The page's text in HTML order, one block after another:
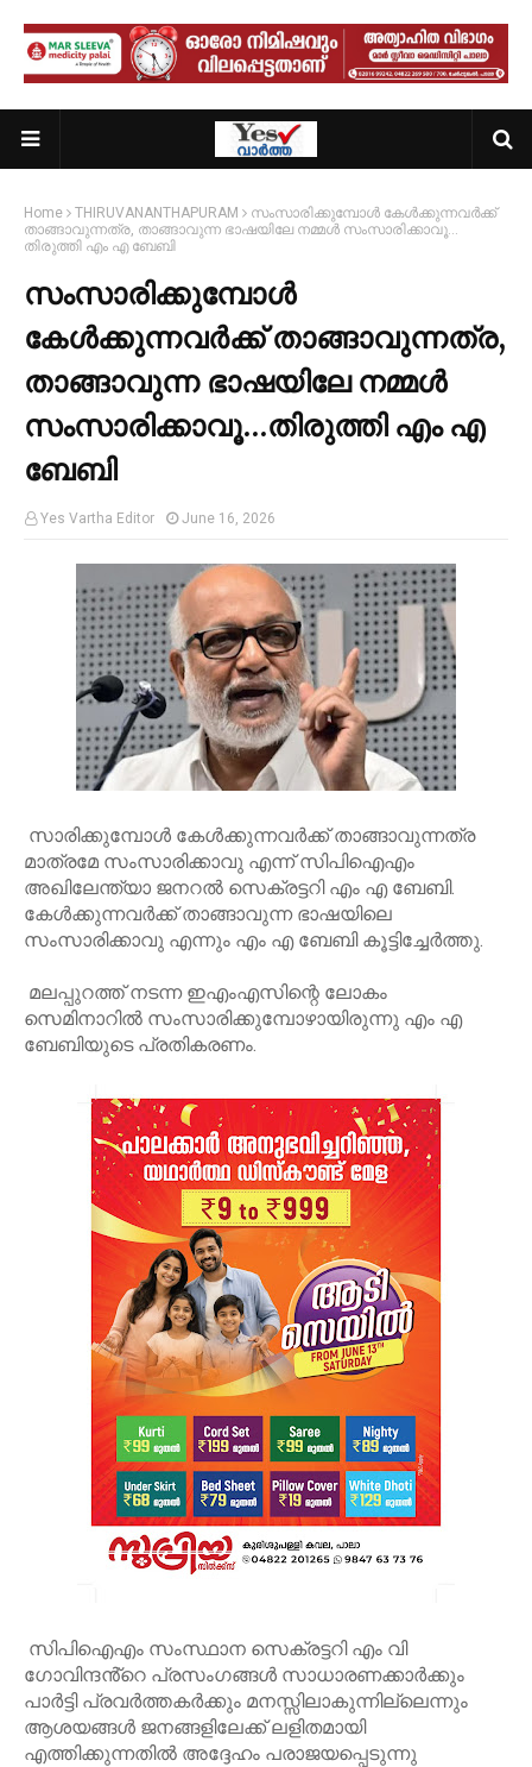
Home THIRUVANANTHAPURAM
സംസാരിക്കുമ്പോൾ കേൾക്കുന്നവർക്ക്
താങ്ങാവുന്നത്ര, താങ്ങാവുന്ന ഭാഷയിലേ നമ്മൾ സംസാരിക്കാവൂ…
തിരുത്തി എം എ ബേബി
സംസാരിക്കുമ്പോൾ
കേൾക്കുന്നവർക്ക് താങ്ങാവുന്നത്ര,
താങ്ങാവുന്ന ഭാഷയിലേ നമ്മൾ
സംസാരിക്കാവൂ…തിരുത്തി എം എ
ബേബി
Yes Vartha Editor June 16, 2026
സാരിക്കുമ്പോൾ കേൾക്കുന്നവർക്ക് താങ്ങാവുന്നത്ര
മാത്രമേ സംസാരിക്കാവു എന്ന് സിപിഐഎം
അഖിലേന്ത്യാ ജനറൽ സെക്രട്ടറി എം എ ബേബി.
കേൾക്കുന്നവർക്ക് താങ്ങാവുന്ന ഭാഷയിലെ
സംസാരിക്കാവു എന്നും എം എ ബേബി കൂട്ടിച്ചേർത്തു.
മലപ്പുറത്ത് നടന്ന ഇഎംഎസിന്റെ ലോകം
സെമിനാറിൽ സംസാരിക്കുമ്പോഴായിരുന്നു എം എ
ബേബിയുടെ പ്രതികരണം.
സിപിഐഎം സംസ്ഥാന സെക്രട്ടറി എം വി
ഗോവിന്ദൻ്റെ പ്രസംഗങ്ങൾ സാധാരണക്കാർക്കും
പാർട്ടി പ്രവർത്തകർക്കും മനസ്സിലാകുന്നില്ലെന്നും
ആശയങ്ങൾ ജനങ്ങളിലേക്ക് ലളിതമായി
എത്തിക്കുന്നതിൽ അദ്ദേഹം പരാജയപ്പെടുന്നു